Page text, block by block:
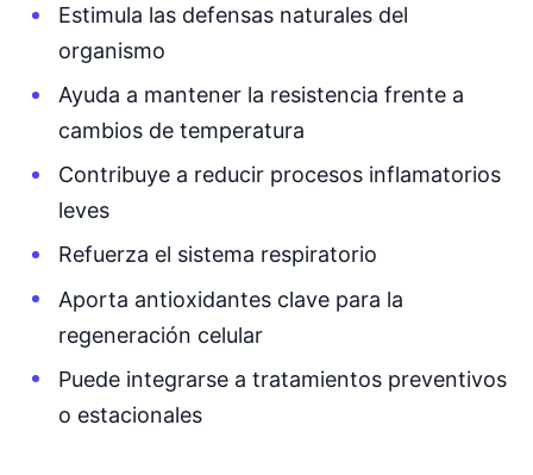
Estimula las defensas naturales del
organismo
Ayuda a mantener la resistencia frente a
cambios de temperatura
Contribuye a reducir procesos inflamatorios
leves
Refuerza el sistema respiratorio
Aporta antioxidantes clave para la
regeneración celular
Puede integrarse a tratamientos preventivos
o estacionales